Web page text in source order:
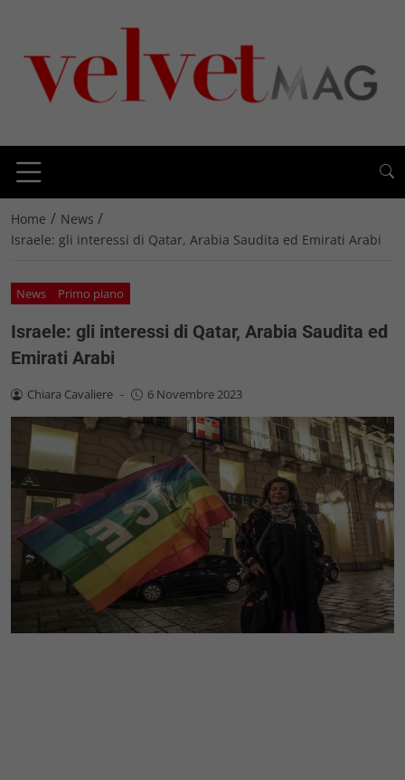
Home / News /
Israele: gli interessi di Qatar, Arabia Saudita ed Emirati Arabi
News Primo piano
Israele: gli interessi di Qatar, Arabia Saudita ed
Emirati Arabi
Chiara Cavaliere - 6 Novembre 2023